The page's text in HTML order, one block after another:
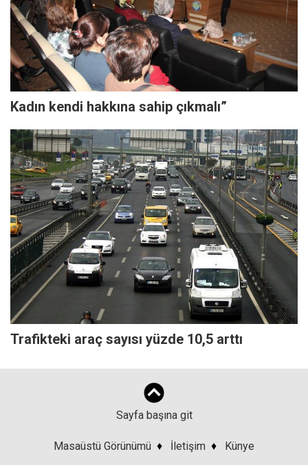
Kadın kendi hakkına sahip çıkmalı”
Trafikteki araç sayısı yüzde 10,5 arttı
Sayfa başına git
Masaüstü Görünümü ♦ İletişim ♦ Künye